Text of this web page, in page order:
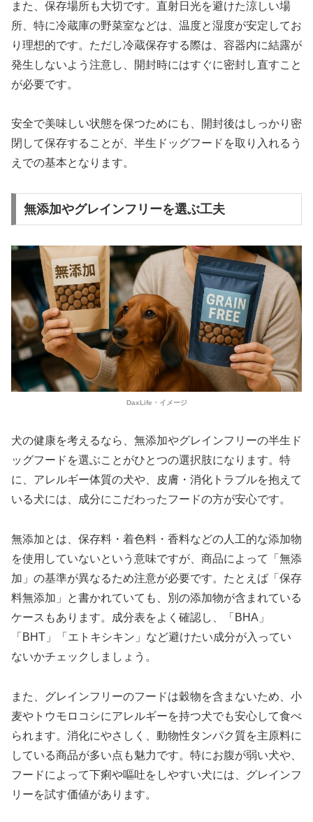
また、保存場所も大切です。直射日光を避けた涼しい場
所、特に冷蔵庫の野菜室などは、温度と湿度が安定してお
り理想的です。ただし冷蔵保存する際は、容器内に結露が
発生しないよう注意し、開封時にはすぐに密封し直すこと
が必要です。
安全で美味しい状態を保つためにも、開封後はしっかり密
閉して保存することが、半生ドッグフードを取り入れるう
えでの基本となります。
無添加やグレインフリーを選ぶ工夫
DaxLife・イメージ
犬の健康を考えるなら、無添加やグレインフリーの半生ド
ッグフードを選ぶことがひとつの選択肢になります。特
に、アレルギー体質の犬や、皮膚・消化トラブルを抱えて
いる犬には、成分にこだわったフードの方が安心です。
無添加とは、保存料・着色料・香料などの人工的な添加物
を使用していないという意味ですが、商品によって「無添
加」の基準が異なるため注意が必要です。たとえば「保存
料無添加」と書かれていても、別の添加物が含まれている
ケースもあります。成分表をよく確認し、「BHA」
「BHT」「エトキシキン」など避けたい成分が入ってい
ないかチェックしましょう。
また、グレインフリーのフードは穀物を含まないため、小
麦やトウモロコシにアレルギーを持つ犬でも安心して食べ
られます。消化にやさしく、動物性タンパク質を主原料に
している商品が多い点も魅力です。特にお腹が弱い犬や、
フードによって下痢や嘔吐をしやすい犬には、グレインフ
リーを試す価値があります。